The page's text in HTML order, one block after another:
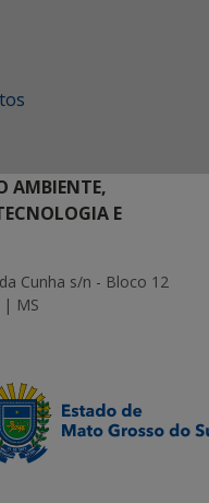
AMBIENTE,
E
Cunha s/n - Bloco 12
| MS